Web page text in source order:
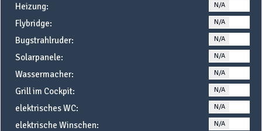
Heizung: N/A
Flybridge: N/A
Bugstrahlruder: N/A
Solarpanele: N/A
Wassermacher: N/A
Grill im Cockpit: N/A
elektrisches WC: N/A
elektrische Winschen: N/A